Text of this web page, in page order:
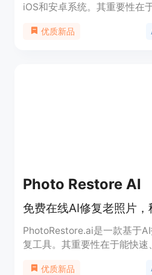
iOS和安卓系统。其重要性在
彩和清晰度，并使照片动起
优质新品
Photo Restore AI
PhotoRestore.ai是一款基于
复工具。其重要性在于能快速
处理速度快，无需专业技能，
优质新品